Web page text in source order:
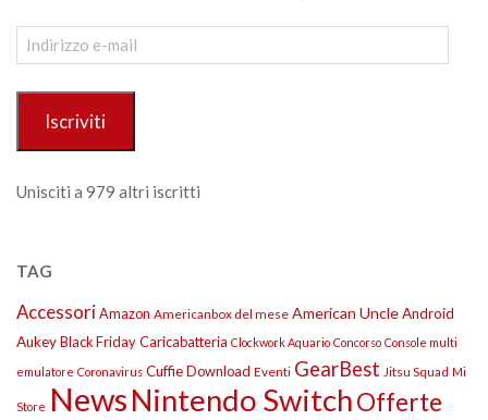
Indirizzo
e-
Iscriviti
Unisciti a 979 altri iscritti
TAG
AccessoriAmazon Americanbox del mese American UncleAndroid
AukeyBlack FridayCaricabatteria Clockwork Aquario Concorso Console multi
emulatore Coronavirus CuffieDownload Eventi GearBest Jitsu Squad Mi
Store NewsNintendo SwitchOfferte